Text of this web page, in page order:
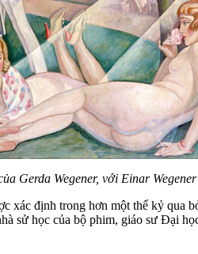
Gerda Wegener, với Einar
định trong hơn một thể kỷ qua
sử học của bộ phim, giáo sư Đại